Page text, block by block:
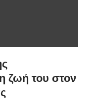
ζωή του στον